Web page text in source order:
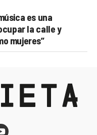
es una
la calle y
mujeres”